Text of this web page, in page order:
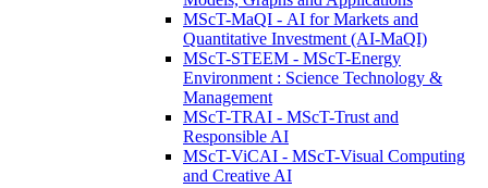
MScT-MaQI - AI for Markets and
Quantitative Investment (AI-MaQI)
MScT-STEEM - MScT-Energy
Environment : Science Technology &
Management
MScT-TRAI - MScT-Trust and
Responsible AI
MScT-ViCAI - MScT-Visual Computing
and Creative AI